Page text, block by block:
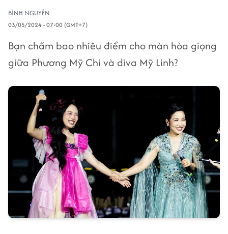
BÌNH NGUYÊN
03/05/2024 - 07:00 (GMT+7)
Bạn chấm bao nhiêu điểm cho màn hòa giọng
giữa Phương Mỹ Chi và diva Mỹ Linh?